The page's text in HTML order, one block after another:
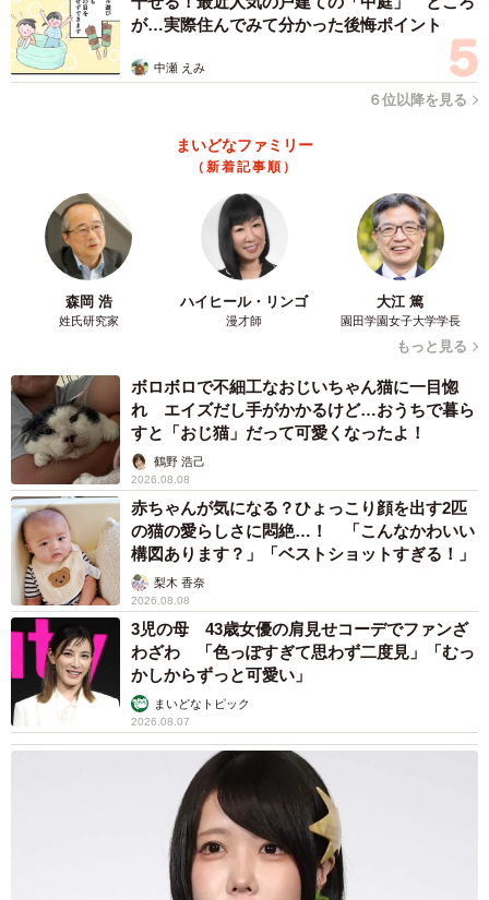
塩谷さん「銭湯行くたび、髪の洗い方も千差万別だなあと思う」（塩谷
歩波さん提供）
4/4
塩谷歩波さんの建築図解作品「鳩の湯（銭湯）」（本人提供）
ヘアケアメーカー「上向きが正解です」
そもそも髪の洗い方に正解はあるんでしょうか。
1927（昭和2）年創業の老舗ヘアケア商品メーカー「大
島椿」（本社、東京都港区）ではホームページに「髪を洗
うときの、正しい向きってある？」を掲載。シャンプー時
が…実際住んでみて分かった後悔ポイント
中瀬 えみ
６位以降を見る
まいどなファミリー
（新着記事順）
森岡 浩
姓氏研究家
ハイヒール・リンゴ
漫才師
大江 篤
園田学園女子大学学長
もっと見る
ボロボロで不細工なおじいちゃん猫に一目惚
れ エイズだし手がかかるけど…おうちで暮ら
すと「おじ猫」だって可愛くなったよ！
鶴野 浩己
2026.08.08
赤ちゃんが気になる？ひょっこり顔を出す2匹
の猫の愛らしさに悶絶…！ 「こんなかわいい
構図あります？」「ベストショットすぎる！」
梨木 香奈
2026.08.08
3児の母 43歳女優の肩見せコーデでファンざ
わざわ 「色っぽすぎて思わず二度見」「むっ
かしからずっと可愛い」
まいどなトピック
2026.08.07